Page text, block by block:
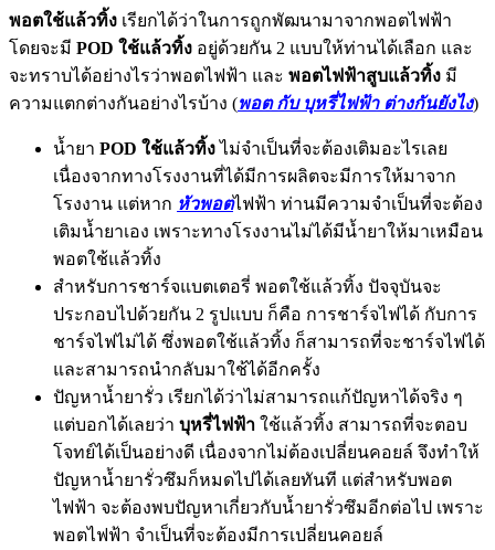
พอตใช้แล้วทิ้ง เรียกได้ว่าในการถูกพัฒนามาจากพอตไฟฟ้า
โดยจะมี POD ใช้แล้วทิ้ง อยู่ด้วยกัน 2 แบบให้ท่านได้เลือก และ
จะทราบได้อย่างไรว่าพอตไฟฟ้า และ พอตไฟฟ้าสูบแล้วทิ้ง มี
ความแตกต่างกันอย่างไรบ้าง (พอต กับ บุหรี่ไฟฟ้า ต่างกันยังไง)
น้ำยา POD ใช้แล้วทิ้งไม่จำเป็นที่จะต้องเติมอะไรเลย
เนื่องจากทางโรงงานที่ได้มีการผลิตจะมีการให้มาจาก
โรงงาน แต่หาก หัวพอตไฟฟ้า ท่านมีความจำเป็นที่จะต้อง
เติมน้ำยาเอง เพราะทางโรงงานไม่ได้มีน้ำยาให้มาเหมือน
พอตใช้แล้วทิ้ง
สำหรับการชาร์จแบตเตอรี่ พอตใช้แล้วทิ้ง ปัจจุบันจะ
ประกอบไปด้วยกัน 2 รูปแบบ ก็คือ การชาร์จไฟได้ กับการ
ชาร์จไฟไม่ได้ ซึ่งพอตใช้แล้วทิ้ง ก็สามารถที่จะชาร์จไฟได้
และสามารถนำกลับมาใช้ได้อีกครั้ง
ปัญหาน้ำยารั่ว เรียกได้ว่าไม่สามารถแก้ปัญหาได้จริง ๆ
แต่บอกได้เลยว่า บุหรี่ไฟฟ้า ใช้แล้วทิ้ง สามารถที่จะตอบ
โจทย์ได้เป็นอย่างดี เนื่องจากไม่ต้องเปลี่ยนคอยล์ จึงทำให้
ปัญหาน้ำยารั่วซึมก็หมดไปได้เลยทันที แต่สำหรับพอต
ไฟฟ้า จะต้องพบปัญหาเกี่ยวกับน้ำยารั่วซึมอีกต่อไป เพราะ
พอตไฟฟ้า จำเป็นที่จะต้องมีการเปลี่ยนคอยล์